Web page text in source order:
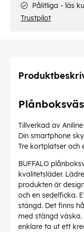
Pålitliga - läs
Trustpilot
Tillverkad av
Din smartphone
Tre kortplatser och
BUFFALO
kvalitetsläder.
produkten är
och en sedelficka.
stängd. Det finns
med stängd
enklare ta ut ett